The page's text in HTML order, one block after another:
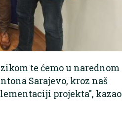
te ćemo u narednom
Sarajevo, kroz naš
projekta", kazao